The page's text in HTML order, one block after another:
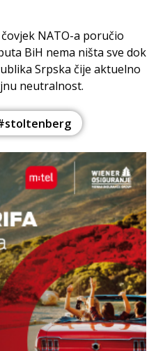
NATO-a poručio
BiH nema ništa sve dok
Srpska čije aktuelno
neutralnost.